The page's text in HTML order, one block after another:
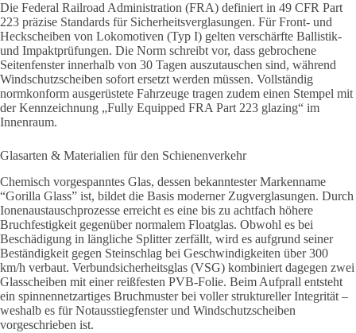
Die Federal Railroad Administration (FRA) definiert in 49 CFR Part
223 präzise Standards für Sicherheitsverglasungen. Für Front- und
Heckscheiben von Lokomotiven (Typ I) gelten verschärfte Ballistik-
und Impaktprüfungen. Die Norm schreibt vor, dass gebrochene
Seitenfenster innerhalb von 30 Tagen auszutauschen sind, während
Windschutzscheiben sofort ersetzt werden müssen. Vollständig
normkonform ausgerüstete Fahrzeuge tragen zudem einen Stempel mit
der Kennzeichnung „Fully Equipped FRA Part 223 glazing“ im
Innenraum.
Glasarten & Materialien für den Schienenverkehr
Chemisch vorgespanntes Glas, dessen bekanntester Markenname
“Gorilla Glass” ist, bildet die Basis moderner Zugverglasungen. Durch
Ionenaustauschprozesse erreicht es eine bis zu achtfach höhere
Bruchfestigkeit gegenüber normalem Floatglas. Obwohl es bei
Beschädigung in längliche Splitter zerfällt, wird es aufgrund seiner
Beständigkeit gegen Steinschlag bei Geschwindigkeiten über 300
km/h verbaut. Verbundsicherheitsglas (VSG) kombiniert dagegen zwei
Glasscheiben mit einer reißfesten PVB-Folie. Beim Aufprall entsteht
ein spinnennetzartiges Bruchmuster bei voller struktureller Integrität –
weshalb es für Notausstiegfenster und Windschutzscheiben
vorgeschrieben ist.